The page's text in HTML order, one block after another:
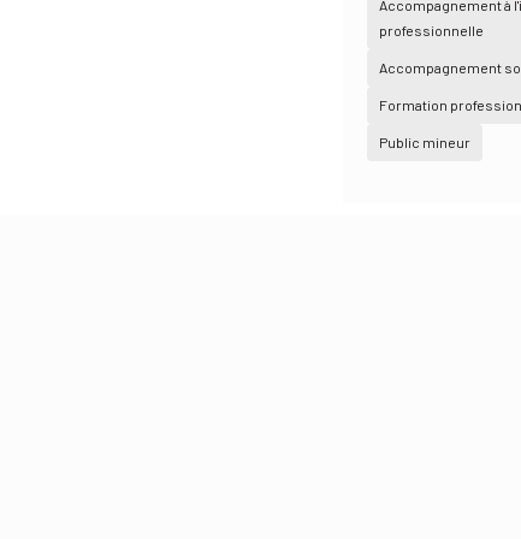
Accompagnement à
professionnelle
Accompagnement
Formation
Public mineur